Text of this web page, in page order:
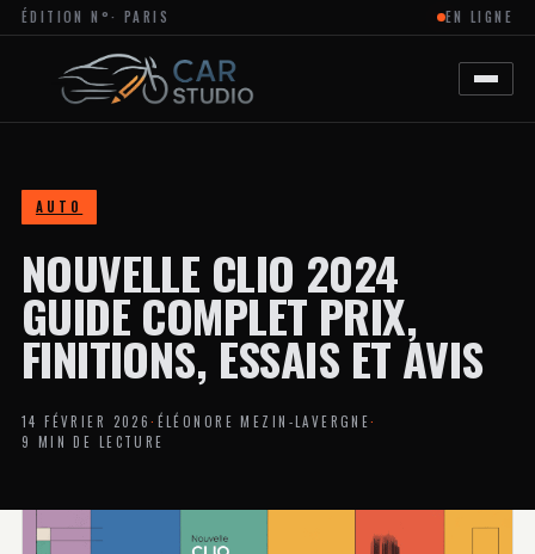
ÉDITION N°
MAGAZINE
DÉDIÉ
L’ACTUALITÉ
AUTOMOBILE
ET
MOTO,
LA
PERSONNALISATION
ET
AUX
TENDANCES
CRÉATIVES
L’UNIVERS
DES
VÉHICULES.
PROPOSE
DES
· PARIS EN LIGNE
AUTO
NOUVELLE CLIO 2024
GUIDE COMPLET PRIX,
FINITIONS, ESSAIS ET AVIS
14 FÉVRIER 2026· ÉLÉONORE MEZIN-LAVERGNE·
9 MIN DE LECTURE